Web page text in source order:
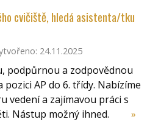
cvičiště, hledá asistenta/tku
24.11.2025
podpůrnou a zodpovědnou
AP do 6. třídy. Nabízíme
vedení a zajímavou práci s
Nástup možný ihned.
»